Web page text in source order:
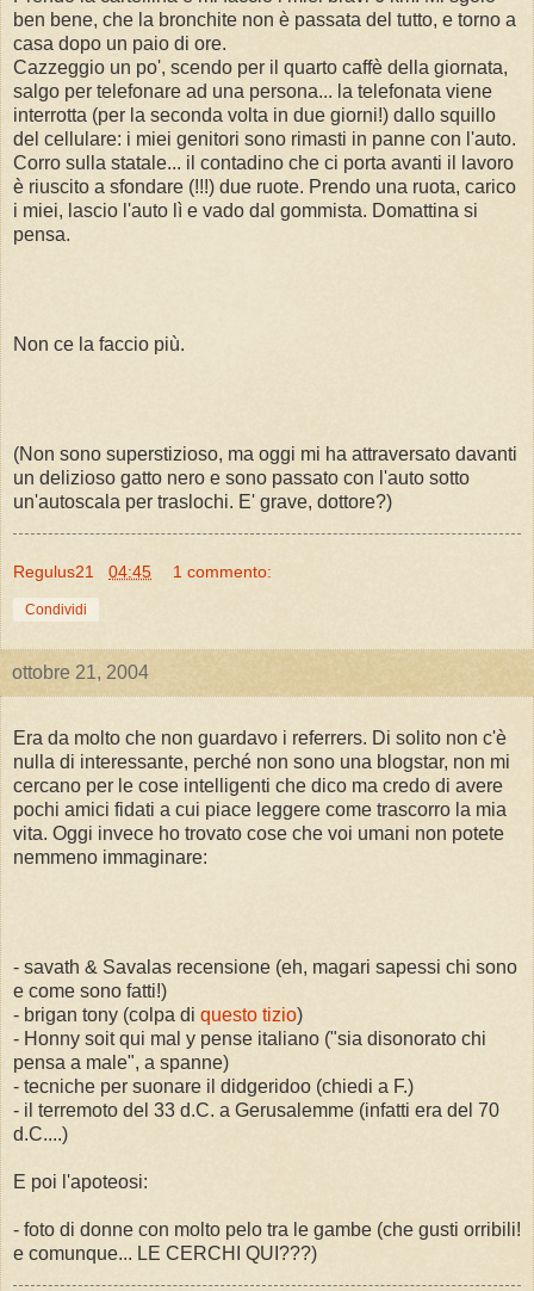
ben bene, che la bronchite non è passata del tutto, e torno a
casa dopo un paio di ore.
Cazzeggio un po', scendo per il quarto caffè della giornata,
salgo per telefonare ad una persona... la telefonata viene
interrotta (per la seconda volta in due giorni!) dallo squillo
del cellulare: i miei genitori sono rimasti in panne con l'auto.
Corro sulla statale... il contadino che ci porta avanti il lavoro
è riuscito a sfondare (!!!) due ruote. Prendo una ruota, carico
i miei, lascio l'auto lì e vado dal gommista. Domattina si
pensa.
Non ce la faccio più.
(Non sono superstizioso, ma oggi mi ha attraversato davanti
un delizioso gatto nero e sono passato con l'auto sotto
un'autoscala per traslochi. E' grave, dottore?)
Regulus21 04:45 1 commento:
Condividi
ottobre 21, 2004
Era da molto che non guardavo i referrers. Di solito non c'è
nulla di interessante, perché non sono una blogstar, non mi
cercano per le cose intelligenti che dico ma credo di avere
pochi amici fidati a cui piace leggere come trascorro la mia
vita. Oggi invece ho trovato cose che voi umani non potete
nemmeno immaginare:
- savath & Savalas recensione (eh, magari sapessi chi sono
e come sono fatti!)
- brigan tony (colpa di questo tizio)
- Honny soit qui mal y pense italiano ("sia disonorato chi
pensa a male", a spanne)
- tecniche per suonare il didgeridoo (chiedi a F.)
- il terremoto del 33 d.C. a Gerusalemme (infatti era del 70
d.C....)
E poi l'apoteosi:
- foto di donne con molto pelo tra le gambe (che gusti orribili!
e comunque... LE CERCHI QUI???)